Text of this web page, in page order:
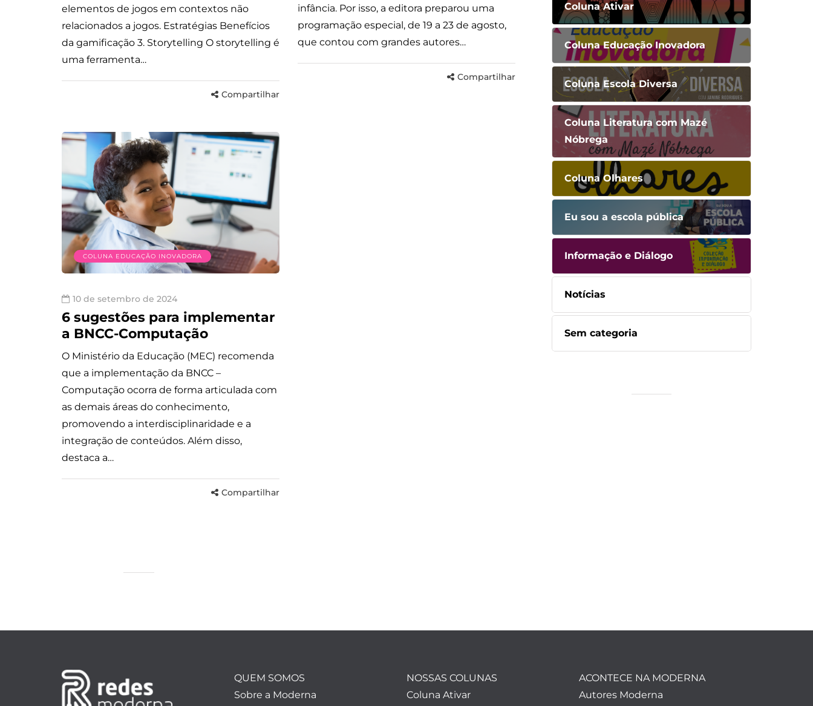
elementos de jogos em contextos não
relacionados a jogos. Estratégias Benefícios
da gamificação 3. Storytelling O storytelling é
uma ferramenta…
Compartilhar
infância. Por isso, a editora preparou uma
programação especial, de 19 a 23 de agosto,
que contou com grandes autores…
Compartilhar
COLUNA EDUCAÇÃO INOVADORA
10 de setembro de 2024
6 sugestões para implementar
a BNCC-Computação
O Ministério da Educação (MEC) recomenda
que a implementação da BNCC –
Computação ocorra de forma articulada com
as demais áreas do conhecimento,
promovendo a interdisciplinaridade e a
integração de conteúdos. Além disso,
destaca a…
Compartilhar
Coluna Ativar
Coluna Educação Inovadora
Coluna Escola Diversa
Coluna Literatura com Mazé
Nóbrega
Coluna Olhares
Eu sou a escola pública
Informação e Diálogo
Notícias
Sem categoria
QUEM SOMOS
Sobre a Moderna
NOSSAS COLUNAS
Coluna Ativar
ACONTECE NA MODERNA
Autores Moderna